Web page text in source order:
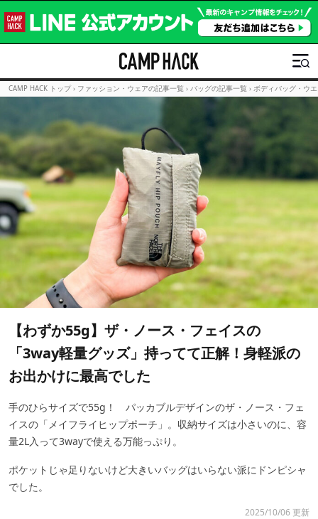
CAMP HACK トップ › ファッション・ウェアの記事一覧 › バッグの記事一覧 › ボディバッグ・ウ
【わずか55g】ザ・ノース・フェイスの
「3way軽量グッズ」持ってて正解！身軽派の
お出かけに最高でした
手のひらサイズで55g！ パッカブルデザインのザ・ノース・フェ
イスの「メイフライヒップポーチ」。収納サイズは小さいのに、容
量2L入って3wayで使える万能っぷり。
ポケットじゃ足りないけど大きいバッグはいらない派にドンピシャ
でした。
2025/10/06 更新